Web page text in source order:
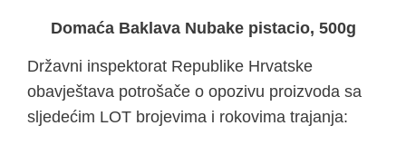
Domaća Baklava Nubake pistacio, 500g
Državni inspektorat Republike Hrvatske
obavještava potrošače o opozivu proizvoda sa
sljedećim LOT brojevima i rokovima trajanja: